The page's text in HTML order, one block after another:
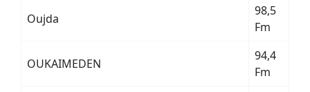
Oujda
98,5
Fm
OUKAIMEDEN
94,4
Fm